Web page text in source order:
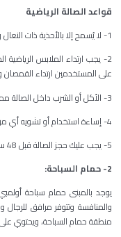
قواعد الصالة الرياضية
1- لا يُسمح إلا بالأحذية ذات النعال والتي لا يمكن ان تترك إثر على الأرضية.
2- يجب ارتداء الملابس
على المستخدمين ارتداء
3- الأكل أو الشرب داخل الصالة ممنوع نهائيا.
4- إساءة استخدام أو تشويه أي من المنشآت أو المعدات محظور.
5- يجب عليك حجز الصالة قبل 48 ساعة.
2- حمام السباحة:
والمنافسة وتتوفر مرافق
منطقة حمام السباحة، ويحتوي على